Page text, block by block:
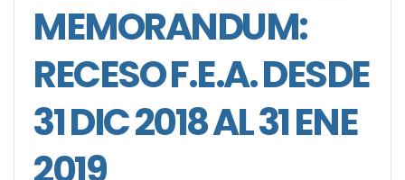
MEMORANDUM:
RECESO F.E.A. DESDE
31 DIC 2018 AL 31 ENE